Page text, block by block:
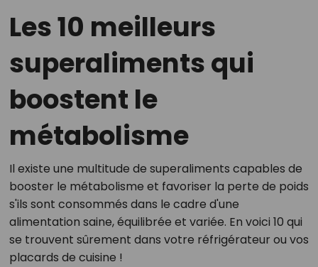
Les 10 meilleurs
superaliments qui
boostent le
métabolisme
Il existe une multitude de superaliments capables de
booster le métabolisme et favoriser la perte de poids
s'ils sont consommés dans le cadre d'une
alimentation saine, équilibrée et variée. En voici 10 qui
se trouvent sûrement dans votre réfrigérateur ou vos
placards de cuisine !